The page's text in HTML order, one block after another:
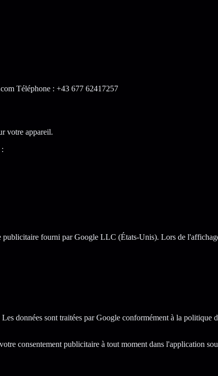
Téléphone : +43 677 62417257
votre appareil.
fourni par Google LLC (États-Unis). Lors de
données sont traitées par Google conformément à la politique
consentement publicitaire à tout moment dans l'application